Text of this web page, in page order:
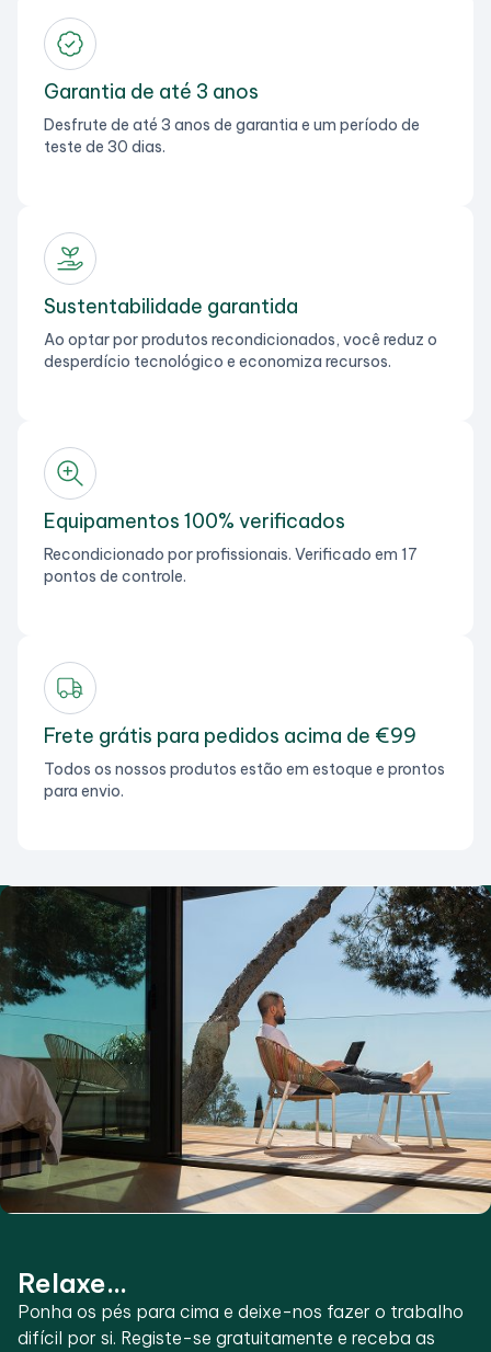
Garantia de até 3 anos
Desfrute de até 3 anos de garantia e um período de
teste de 30 dias.
Sustentabilidade garantida
Ao optar por produtos recondicionados, você reduz o
desperdício tecnológico e economiza recursos.
Equipamentos 100% verificados
Recondicionado por profissionais. Verificado em 17
pontos de controle.
Frete grátis para pedidos acima de €99
Todos os nossos produtos estão em estoque e prontos
para envio.
Relaxe...
Ponha os pés para cima e deixe-nos fazer o trabalho
difícil por si. Registe-se gratuitamente e receba as